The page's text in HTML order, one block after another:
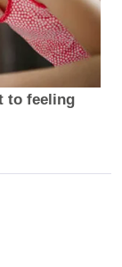
to feeling